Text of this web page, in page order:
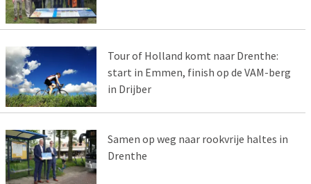
Tour of Holland komt naar Drenthe:
start in Emmen, finish op de VAM-berg
in Drijber
Samen op weg naar rookvrije haltes in
Drenthe